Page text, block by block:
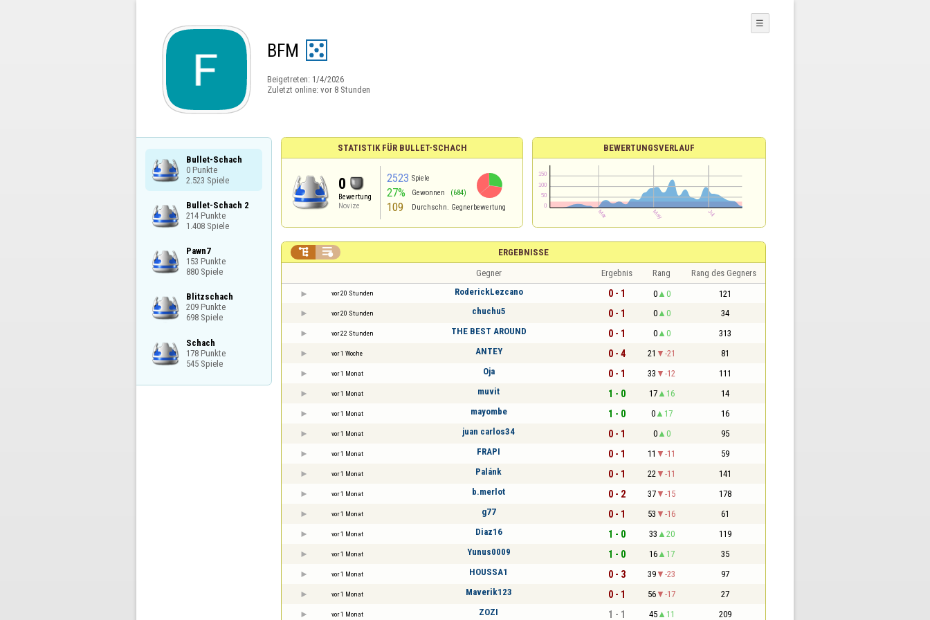
BFM
Beigetreten: 1/4/2026
Zuletzt online: vor 8 Stunden
☰
Bullet-Schach
0 Punkte
2.523 Spiele
Bullet-Schach 2
214 Punkte
1.408 Spiele
Pawn7
153 Punkte
880 Spiele
Blitzschach
209 Punkte
698 Spiele
Schach
178 Punkte
545 Spiele
STATISTIK FÜR BULLET-SCHACH
0
Bewertung
Novize
2523 Spiele
27% Gewonnen (684)
109 Durchschn. Gegnerbewertung
BEWERTUNGSVERLAUF
ERGEBNISSE
 
Gegner Ergebnis Rang Rang des Gegners
vor 20 Stunden RoderickLezcano 0 - 1 0 0 121
vor 20 Stunden chuchu5 0 - 1 0 0 34
vor 22 Stunden THE BEST AROUND 0 - 1 0 0 313
vor 1 Woche ANTEY 0 - 4 21 -21 81
vor 1 Monat Oja 0 - 1 33 -12 111
vor 1 Monat muvit 1 - 0 17 16 14
vor 1 Monat mayombe 1 - 0 0 17 16
vor 1 Monat juan carlos34 0 - 1 0 0 95
vor 1 Monat FRAPI 0 - 1 11 -11 59
vor 1 Monat Palánk 0 - 1 22 -11 141
vor 1 Monat b.merlot 0 - 2 37 -15 178
vor 1 Monat g77 0 - 1 53 -16 61
vor 1 Monat Diaz16 1 - 0 33 20 119
vor 1 Monat Yunus0009 1 - 0 16 17 35
vor 1 Monat HOUSSA1 0 - 3 39 -23 97
vor 1 Monat Maverik123 0 - 1 56 -17 27
vor 1 Monat ZOZI 1 - 1 45 11 209